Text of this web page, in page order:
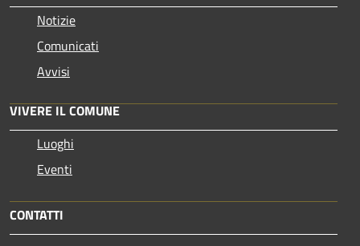
Notizie
Comunicati
Avvisi
VIVERE IL COMUNE
Luoghi
Eventi
CONTATTI